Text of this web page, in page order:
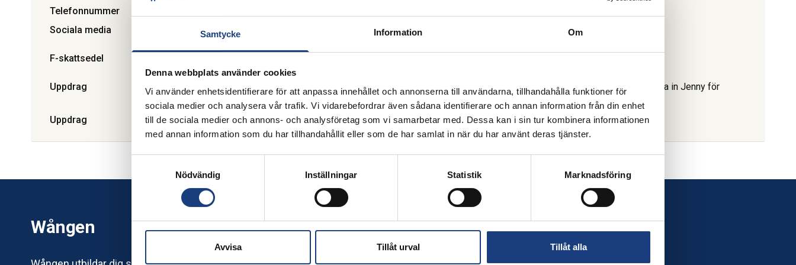
Samtycke Information Om
Denna webbplats använder cookies
Vi använder enhetsidentifierare för att anpassa innehållet och annonserna till användarna, tillhandahålla funktioner för
sociala medier och analysera vår trafik. Vi vidarebefordrar även sådana identifierare och annan information från din enhet
till de sociala medier och annons- och analysföretag som vi samarbetar med. Dessa kan i sin tur kombinera informationen
med annan information som du har tillhandahållit eller som de har samlat in när du har använt deras tjänster.
Nödvändig
Inställningar Statistik Marknadsföring
Avvisa Tillåt urval Tillåt alla
Telefonnummer
Sociala media
Besök webbplats
F-skattsedel
Uppdrag
Utbildning av kuskar. Körkurser varje helg i mars till november; inkörning, grundkurser, vidareutbildning, körläger. Det går att boka in Jenny för
helgkurser i hela landet.
Uppdrag
Blekinge län. Hela Sverige
Wången Innehåll
Utbildningar
Följ oss